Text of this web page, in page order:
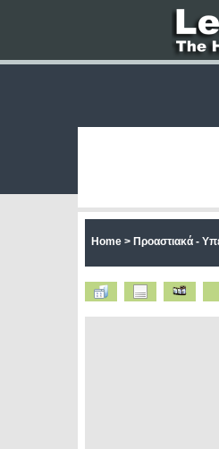
Home > Προαστιακά -